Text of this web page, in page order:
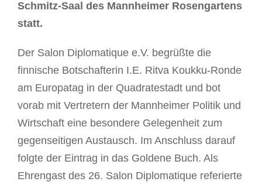
Schmitz-Saal des Mannheimer Rosengartens
statt.
Der Salon Diplomatique e.V. begrüßte die
finnische Botschafterin I.E. Ritva Koukku-Ronde
am Europatag in der Quadratestadt und bot
vorab mit Vertretern der Mannheimer Politik und
Wirtschaft eine besondere Gelegenheit zum
gegenseitigen Austausch. Im Anschluss darauf
folgte der Eintrag in das Goldene Buch. Als
Ehrengast des 26. Salon Diplomatique referierte